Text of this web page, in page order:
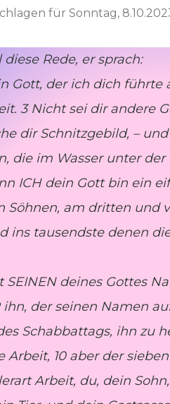
für Sonntag,
diese Rede, er sprach:
Gott, der ich dich
3 Nicht sei dir andere
dir Schnitzgebild, –
die im Wasser unter
ICH dein Gott bin ein
Söhnen, am dritten und
ins tausendste denen
SEINEN deines Gottes
ihn, der seinen Namen
Schabbattags, ihn zu
Arbeit, 10 aber der
Arbeit, du, dein